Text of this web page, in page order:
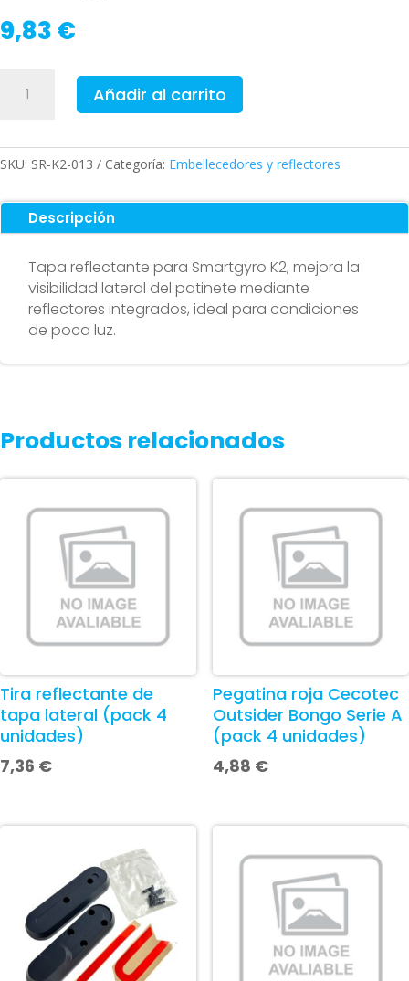
9,83€
reflectante
K2
Añadir al carrito
SKU: SR-K2-013 Categoría: Embellecedores y reflectores
Descripción
Tapa reflectante para Smartgyro K2, mejora la
visibilidad lateral del patinete mediante
reflectores integrados, ideal para condiciones
de poca luz.
Productos relacionados
Tira reflectante de
tapa lateral (pack 4
unidades)
7,36 €
Pegatina roja Cecotec
Outsider Bongo Serie A
(pack 4 unidades)
4,88 €